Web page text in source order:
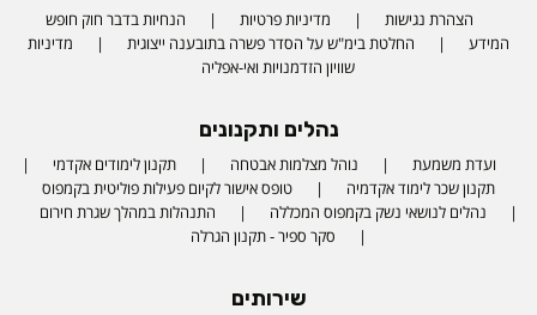
הצהרת נגישות מדיניות פרטיות
הנחיות בדבר חוק חופש
המידע
החלטת בימ"ש על הסדר פשרה בתובענה ייצוגית
מדיניות
שוויון הזדמנויות ואי-אפליה
נהלים ותקנונים
ועדת משמעת נוהל מצלמות אבטחה
תקנון לימודים אקדמי
תקנון שכר לימוד אקדמיה
טופס אישור לקיום פעילות פוליטית בקמפוס
נהלים לנושאי נשק בקמפוס המכללה
התנהלות במהלך שגרת חירום
סקר ספיר - תקנון הגרלה
שירותים